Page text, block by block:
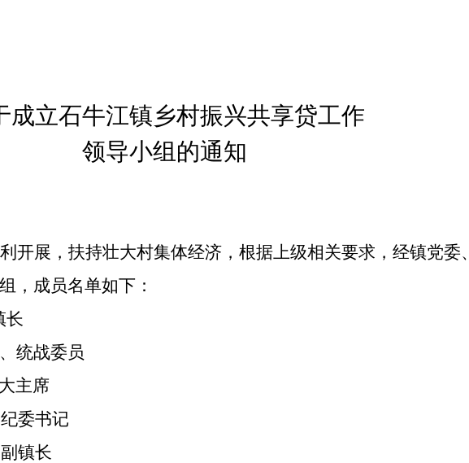
成立石牛江镇乡村振兴共享贷工作
领导小组的通知
开展，扶持壮大村集体经济，根据上级相关要求，经镇党委、
，成员名单如下 ：
长
、 统战委员
主席
纪委书记
副镇长